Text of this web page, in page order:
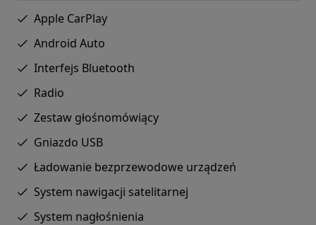
Apple CarPlay
Android Auto
Interfejs Bluetooth
Radio
Zestaw głośnomówiący
Gniazdo USB
Ładowanie bezprzewodowe urządzeń
System nawigacji satelitarnej
System nagłośnienia